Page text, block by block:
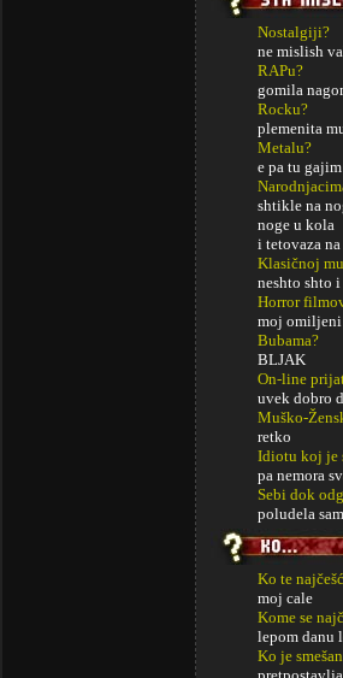
Nostalgiji?
ne mislish
RAPu?
gomila
Rocku?
plemenita
Metalu?
e pa tu
shtikle na
noge u kola
i tetovaza
Klasičnoj
neshto shto
Horror
moj omiljeni
Bubama?
BLJAK
On-line
uvek dobro
Muško-
retko
Idiotu koj je
pa nemora
Sebi dok
poludela
Ko te
moj cale
Kome se
lepom danu
Ko je